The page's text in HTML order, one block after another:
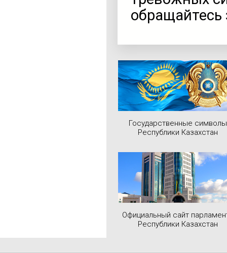
Государственные символы
Республики Казахстан
Официальный сайт
Республики Казахстан